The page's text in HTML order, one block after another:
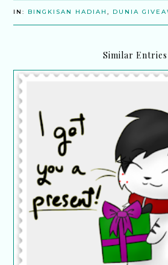
IN: BINGKISAN HADIAH, DUNIA
Similar Entries
Terima hadiah daripada
Hadiah